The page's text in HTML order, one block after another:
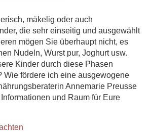
mäkelig oder auch
die sehr einseitig und ausgewählt
mögen Sie überhaupt nicht, es
Nudeln, Wurst pur, Joghurt usw.
Kinder durch diese Phasen
Wie fördere ich eine ausgewogene
Annemarie Preusse
und Raum für Eure